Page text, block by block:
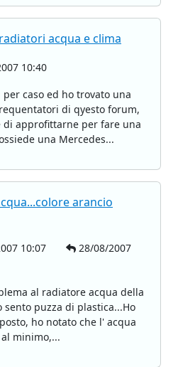
acqua e clima
10:40
caso ed ho trovato una
di qyesto forum,
di approfittarne per fare una
una Mercedes...
arancio
10:07
28/08/2007
al radiatore acqua della
sento puzza di plastica...Ho
ho notato che l' acqua
minimo,...